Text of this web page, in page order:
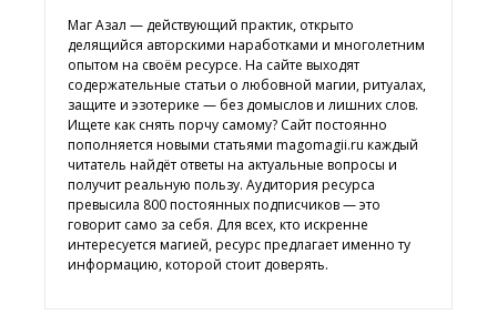
Маг Азал — действующий практик, открыто
делящийся авторскими наработками и многолетним
опытом на своём ресурсе. На сайте выходят
содержательные статьи о любовной магии, ритуалах,
защите и эзотерике — без домыслов и лишних слов.
Ищете как снять порчу самому? Сайт постоянно
пополняется новыми статьями magomagii.ru каждый
читатель найдёт ответы на актуальные вопросы и
получит реальную пользу. Аудитория ресурса
превысила 800 постоянных подписчиков — это
говорит само за себя. Для всех, кто искренне
интересуется магией, ресурс предлагает именно ту
информацию, которой стоит доверять.